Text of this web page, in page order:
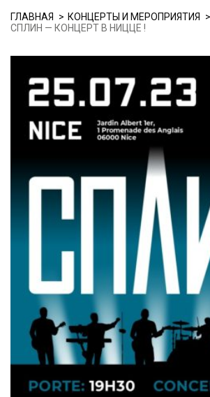
ГЛАВНАЯ
КОНЦЕРТЫ И МЕРОПРИЯТИЯ
СПЛИН — КОНЦЕРТ В НИЦЦЕ !